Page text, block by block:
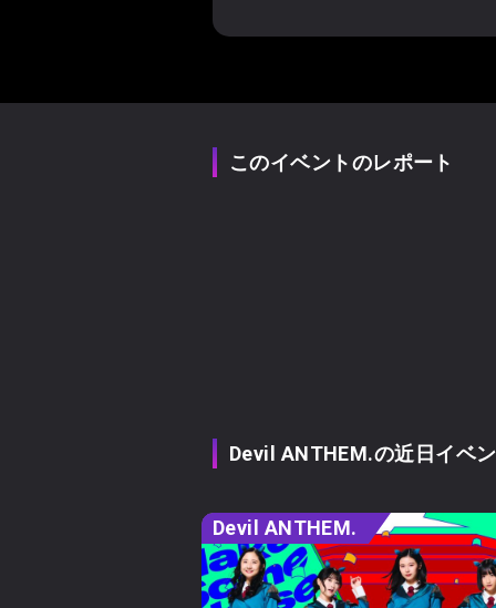
このイベントのレポート
Devil ANTHEM.の近日イベ
Devil ANTHEM.